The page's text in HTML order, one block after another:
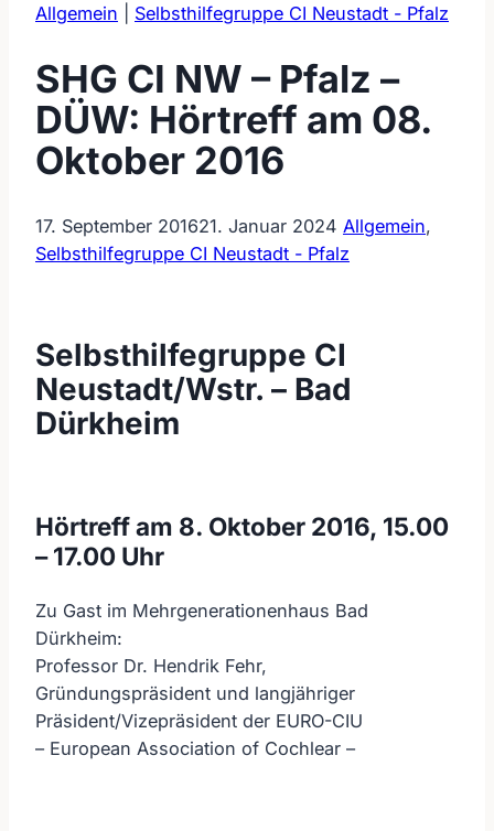
Allgemein Selbsthilfegruppe CI Neustadt - Pfalz
SHG CI NW – Pfalz –
DÜW: Hörtreff am 08.
Oktober 2016
17. September 201621. Januar 2024 Allgemein,
Selbsthilfegruppe CI Neustadt - Pfalz
Selbsthilfegruppe CI
Neustadt/Wstr. – Bad
Dürkheim
Hörtreff am 8. Oktober 2016, 15.00
– 17.00 Uhr
Zu Gast im Mehrgenerationenhaus Bad
Dürkheim:
Professor Dr. Hendrik Fehr,
Gründungspräsident und langjähriger
Präsident/Vizepräsident der EURO-CIU
– European Association of Cochlear –